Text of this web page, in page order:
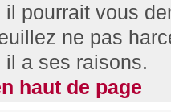
il pourrait vous
ne pas
il a ses raisons.
haut de page